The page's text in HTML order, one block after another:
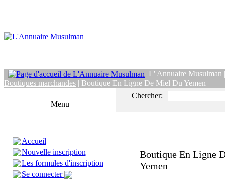
L' Annuaire Musulman
Boutiques marchandes | Boutique En Ligne De Miel Du Yemen
Menu
Accueil
Nouvelle inscription
Les formules d'inscription
Se connecter
Chercher:
Boutique En Ligne
Yemen